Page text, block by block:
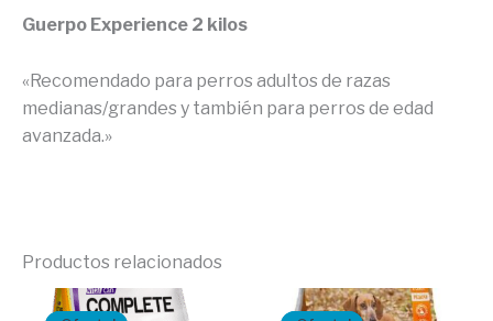
Guerpo Experience 2 kilos
«Recomendado para perros adultos de razas
medianas/grandes y también para perros de edad
avanzada.»
Productos relacionados
El
precio
El
precio
El
precio
El
precio